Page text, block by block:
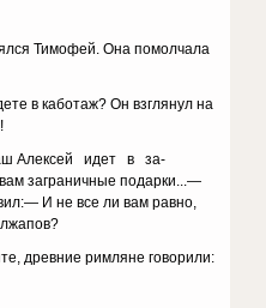
Тимофей. Она помолчала
в каботаж? Он взглянул на
Алексей идет в за-
заграничные подарки...—
И не все ли вам равно,
древние римляне говорили: